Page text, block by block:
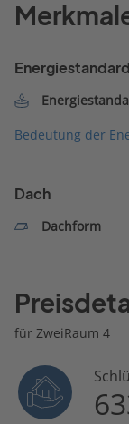
Bedeutung der
Dach
Dachform
für ZweiRaum 4